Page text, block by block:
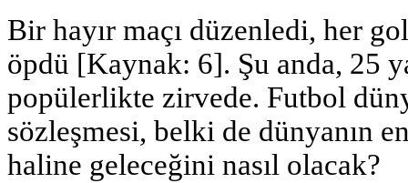
Bir hayır maçı düzenledi, her
öpdü [Kaynak: 6]. Şu anda, 25
popülerlikte zirvede. Futbol
sözleşmesi, belki de dünyanın
haline geleceğini nasıl olacak?